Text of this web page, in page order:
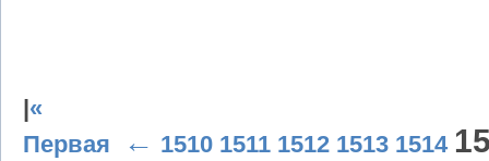
«
Первая
← 1510 1511 1512 1513 1514